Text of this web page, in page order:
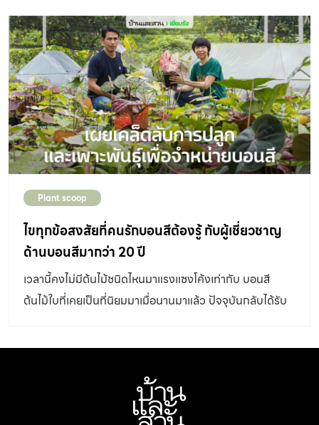
Plant scoop
ไขทุกข้อสงสัยที่คนรักบอนสีต้องรู้ กับผู้เชี่ยวชาญ
ด้านบอนสีมากว่า 20 ปี
เวลานี้คงไม่มีต้นไม้ชนิดไหนมาแรงแซงโค้งเท่ากับ บอนสี
ต้นไม้ใบที่เคยเป็นที่นิยมมาเมื่อนานมาแล้ว ปัจจุบันกลับได้รับ
ความสนใจและสะสมต้นไม้ชนิดนี้มากยิ่งขึ้น บ้านและสวน จึง
ขยายพันธุ์ บอนสี เพื่อจำหน่ายเพิ่มเติมให้มากขึ้น หรือแม้แต่
การผสมพันธุ์ให้ได้สายพันธุ์ใหม่ ๆ จากคุณครูปอ-จิระวัฒ แซ่